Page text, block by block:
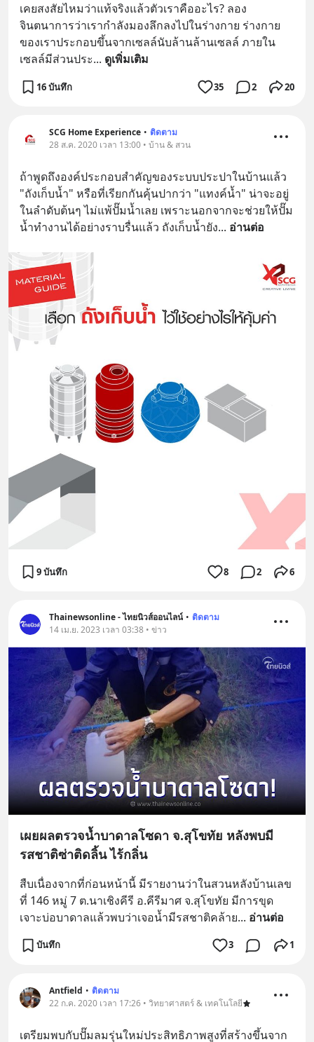
เคยสงสัยไหมว่าแท้จริงแล้วตัวเราคืออะไร? ลอง
จินตนาการว่าเรากำลังมองลึกลงไปในร่างกาย ร่างกาย
ของเราประกอบขึ้นจากเซลล์นับล้านล้านเซลล์ ภายใน
เซลล์มีส่วนประ... ดูเพิ่มเติม
16 บันทึก 35 2 20
SCG Home Experience • ติดตาม
28 ส.ค. 2020 เวลา 13:00 • บ้าน & สวน
ถ้าพูดถึงองค์ประกอบสำคัญของระบบประปาในบ้านแล้ว
"ถังเก็บน้ำ" หรือที่เรียกกันคุ้นปากว่า "แทงค์น้ำ" น่าจะอยู่
ในลำดับต้นๆ ไม่แพ้ปั๊มน้ำเลย เพราะนอกจากจะช่วยให้ปั๊ม
น้ำทำงานได้อย่างราบรื่นแล้ว ถังเก็บน้ำยัง... อ่านต่อ
9 บันทึก 8 2 6
Thainewsonline - ไทยนิวส์ออนไลน์ • ติดตาม
14 เม.ย. 2023 เวลา 03:38 • ข่าว
เผยผลตรวจน้ำบาดาลโซดา จ.สุโขทัย หลังพบมี
รสชาติซ่าติดลิ้น ไร้กลิ่น
สืบเนื่องจากที่ก่อนหน้านี้ มีรายงานว่าในสวนหลังบ้านเลข
ที่ 146 หมู่ 7 ต.นาเชิงคีรี อ.คีรีมาศ จ.สุโขทัย มีการขุด
เจาะบ่อบาดาลแล้วพบว่าเจอน้ำมีรสชาติคล้าย... อ่านต่อ
บันทึก 3 1
Antfield • ติดตาม
22 ก.ค. 2020 เวลา 17:26 • วิทยาศาสตร์ & เทคโนโลยี
เตรียมพบกับปั๊มลมรุ่นใหม่ประสิทธิภาพสูงที่สร้างขึ้นจาก